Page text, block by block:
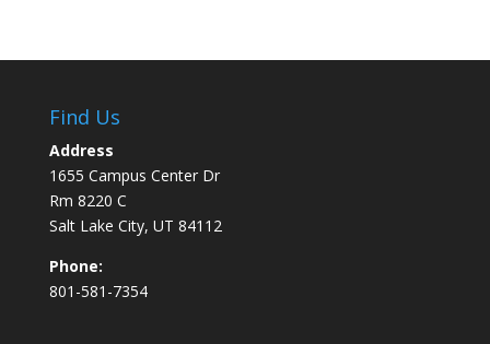
Find Us
Address
1655 Campus Center Dr
Rm 8220 C
Salt Lake City, UT 84112
Phone:
801-581-7354